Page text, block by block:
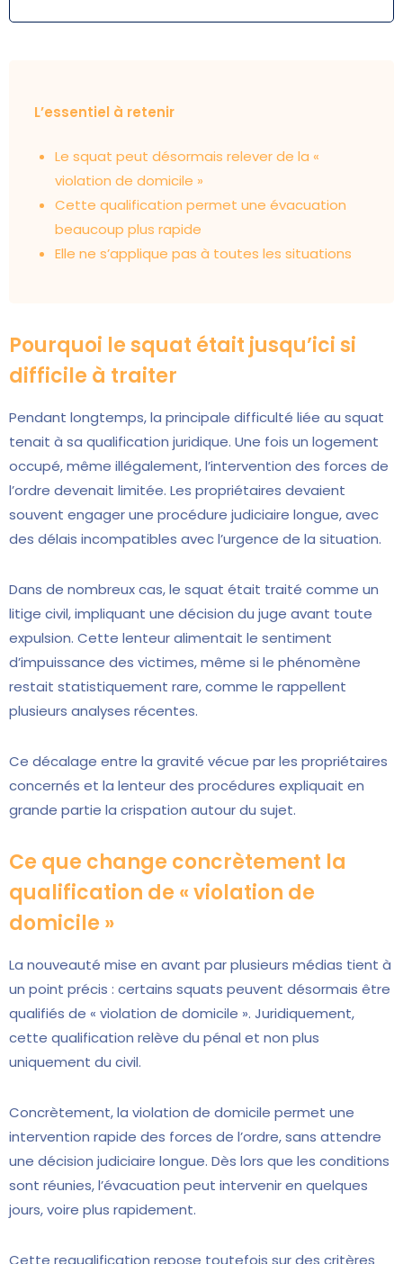
L’essentiel à retenir
Le squat peut désormais relever de la «
violation de domicile »
Cette qualification permet une évacuation
beaucoup plus rapide
Elle ne s’applique pas à toutes les situations
Pourquoi le squat était jusqu’ici si
difficile à traiter
Pendant longtemps, la principale difficulté liée au squat
tenait à sa qualification juridique. Une fois un logement
occupé, même illégalement, l’intervention des forces de
l’ordre devenait limitée. Les propriétaires devaient
souvent engager une procédure judiciaire longue, avec
des délais incompatibles avec l’urgence de la situation.
Dans de nombreux cas, le squat était traité comme un
litige civil, impliquant une décision du juge avant toute
expulsion. Cette lenteur alimentait le sentiment
d’impuissance des victimes, même si le phénomène
restait statistiquement rare, comme le rappellent
plusieurs analyses récentes.
Ce décalage entre la gravité vécue par les propriétaires
concernés et la lenteur des procédures expliquait en
grande partie la crispation autour du sujet.
Ce que change concrètement la
qualification de « violation de
domicile »
La nouveauté mise en avant par plusieurs médias tient à
un point précis : certains squats peuvent désormais être
qualifiés de « violation de domicile ». Juridiquement,
cette qualification relève du pénal et non plus
uniquement du civil.
Concrètement, la violation de domicile permet une
intervention rapide des forces de l’ordre, sans attendre
une décision judiciaire longue. Dès lors que les conditions
sont réunies, l’évacuation peut intervenir en quelques
jours, voire plus rapidement.
Cette requalification repose toutefois sur des critères